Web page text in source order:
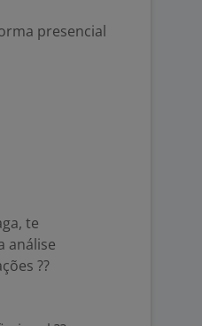
presencial
te
análise
??